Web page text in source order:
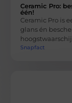
Ceramic Pro:
één!
Ceramic Pro is
glans én
Snapfact